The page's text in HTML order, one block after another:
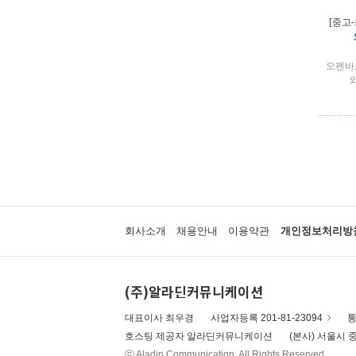
[중고
오펜
회사소개 채용안내 이용약관 개인정보처리방
(주)알라딘커뮤니케이션
대표이사 최우경 사업자등록 201-81-23094
호스팅 제공자 알라딘커뮤니케이션
(본사) 서울시